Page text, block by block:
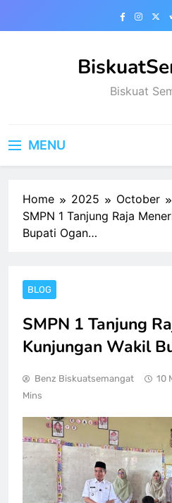
Biskuat
MENU
Home 2025 October
SMPN 1 Tanjung Raja
Bupati Ogan…
BLOG
SMPN 1 Tanjung
Kunjungan Wakil
Benz Biskuatsemangat 10
Mins